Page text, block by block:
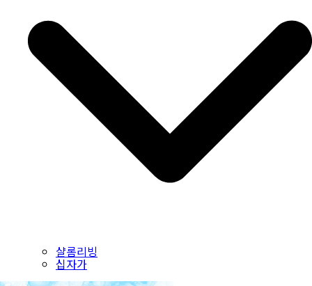
샬롬리빙
십자가